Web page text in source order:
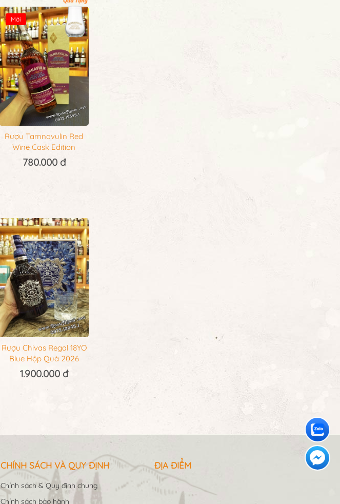
Mới
Rượu Tamnavulin Red
Wine Cask Edition
780.000 đ
Rượu Chivas Regal 18YO
Blue Hộp Quà 2026
1.900.000 đ
CHÍNH SÁCH VÀ QUY ĐỊNH
Chính sách & Quy định chung
Chính sách bảo hành
ĐỊA ĐIỂM